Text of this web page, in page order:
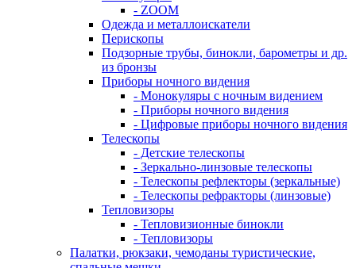
- ZOOM
Одежда и металлоискатели
Перископы
Подзорные трубы, бинокли, барометры и др.
из бронзы
Приборы ночного видения
- Монокуляры с ночным видением
- Приборы ночного видения
- Цифровые приборы ночного видения
Телескопы
- Детские телескопы
- Зеркально-линзовые телескопы
- Телескопы рефлекторы (зеркальные)
- Телескопы рефракторы (линзовые)
Тепловизоры
- Тепловизионные бинокли
- Тепловизоры
Палатки, рюкзаки, чемоданы туристические,